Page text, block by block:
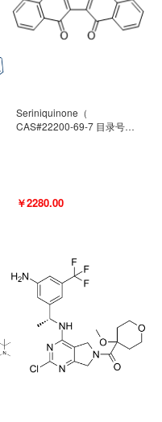
Seriniquinone（
CAS#22200-69-7 目录号
￥2280.00